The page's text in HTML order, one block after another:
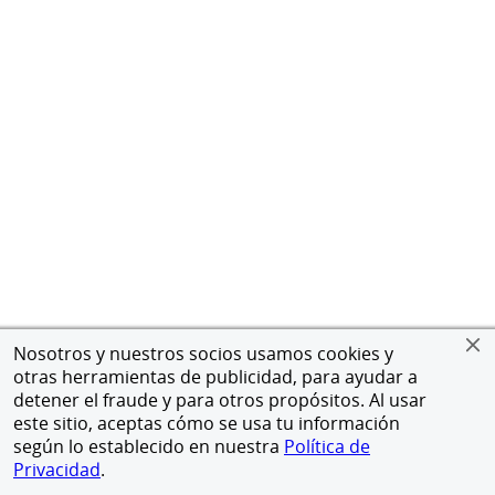
Nosotros y nuestros socios usamos cookies y
otras herramientas de publicidad, para ayudar a
detener el fraude y para otros propósitos. Al usar
este sitio, aceptas cómo se usa tu información
según lo establecido en nuestra Política de
Privacidad.